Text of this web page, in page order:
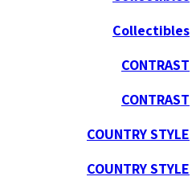
Collectibles
CONTRAST
CONTRAST
COUNTRY STYLE
COUNTRY STYLE